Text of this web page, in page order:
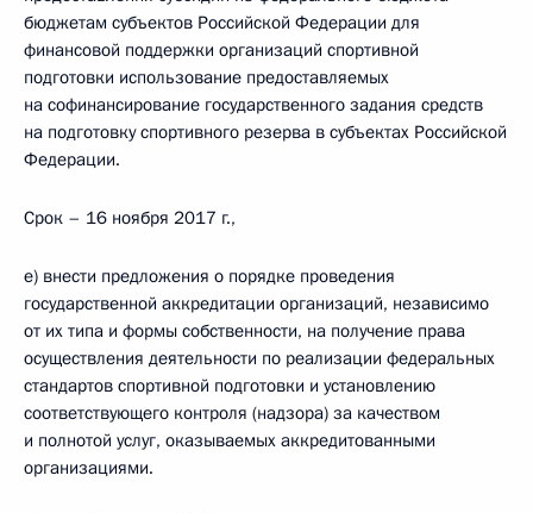
бюджетам субъектов Российской Федерации для
финансовой поддержки организаций спортивной
подготовки использование предоставляемых
на софинансирование государственного задания средств
на подготовку спортивного резерва в субъектах Российской
Федерации.
Срок – 16 ноября 2017 г.,
е) внести предложения о порядке проведения
государственной аккредитации организаций, независимо
от их типа и формы собственности, на получение права
осуществления деятельности по реализации федеральных
стандартов спортивной подготовки и установлению
соответствующего контроля (надзора) за качеством
и полнотой услуг, оказываемых аккредитованными
организациями.